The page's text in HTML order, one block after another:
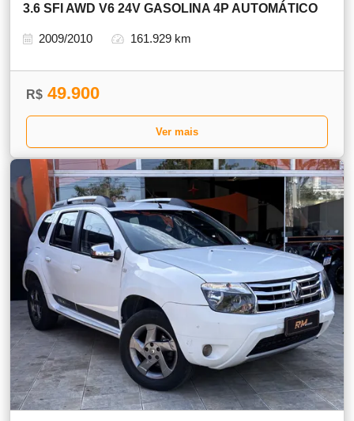
3.6 SFI AWD V6 24V GASOLINA 4P AUTOMÁTICO
2009/2010 161.929 km
R$ 49.900
Ver mais